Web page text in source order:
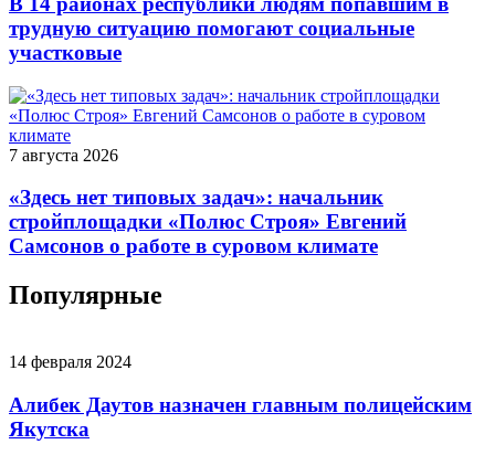
трудную ситуацию помогают социальные
участковые
7 августа 2026
«Здесь нет типовых задач»: начальник
стройплощадки «Полюс Строя» Евгений
Самсонов о работе в суровом климате
Популярные
14 февраля 2024
Алибек Даутов назначен главным полицейским
Якутска